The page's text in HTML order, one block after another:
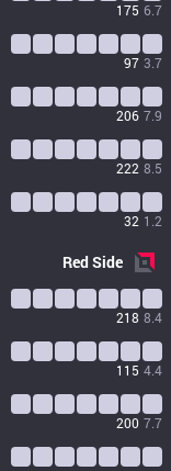
175 6.7
97 3.7
206 7.9
222 8.5
32 1.2
RedSide
218 8.4
115 4.4
200 7.7